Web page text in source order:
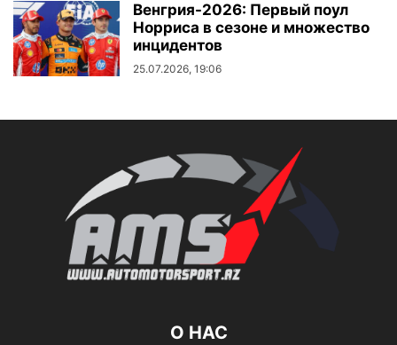
Венгрия-2026: Первый поул
Норриса в сезоне и множество
инцидентов
25.07.2026, 19:06
О НАС